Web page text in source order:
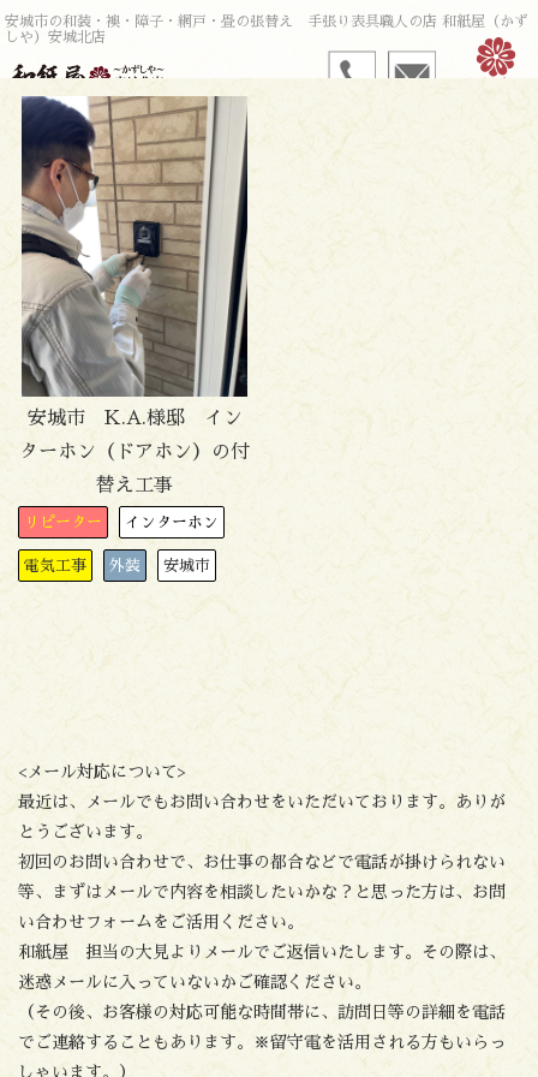
安城市の和装・襖・障子・網戸・畳の張替え 手張り表具職人の店 和紙屋（かず
しや）安城北店
安城市 K.A.様邸 イン
ターホン（ドアホン）の付
替え工事
リピーター インターホン
電気工事 外装 安城市
<メール対応について>
最近は、メールでもお問い合わせをいただいております。ありが
とうございます。
初回のお問い合わせで、お仕事の都合などで電話が掛けられない
等、まずはメールで内容を相談したいかな？と思った方は、お問
い合わせフォームをご活用ください。
和紙屋 担当の大見よりメールでご返信いたします。その際は、
迷惑メールに入っていないかご確認ください。
（その後、お客様の対応可能な時間帯に、訪問日等の詳細を電話
でご連絡することもあります。※留守電を活用される方もいらっ
しゃいます。）